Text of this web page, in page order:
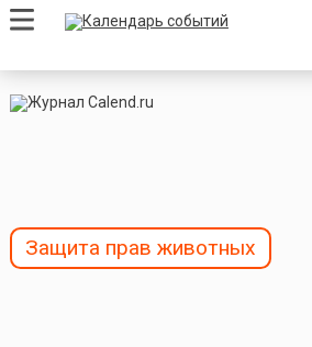
Защита прав животных